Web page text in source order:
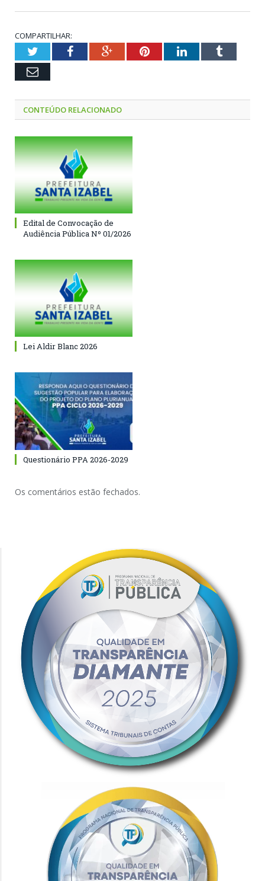
COMPARTILHAR:
TwitterFacebookGoogle+PinterestLinkedInTumblr
Email
CONTEÚDO RELACIONADO
Edital de Convocação de
Audiência Pública Nº 01/2026
Lei Aldir Blanc 2026
Questionário PPA 2026-2029
Os comentários estão fechados.